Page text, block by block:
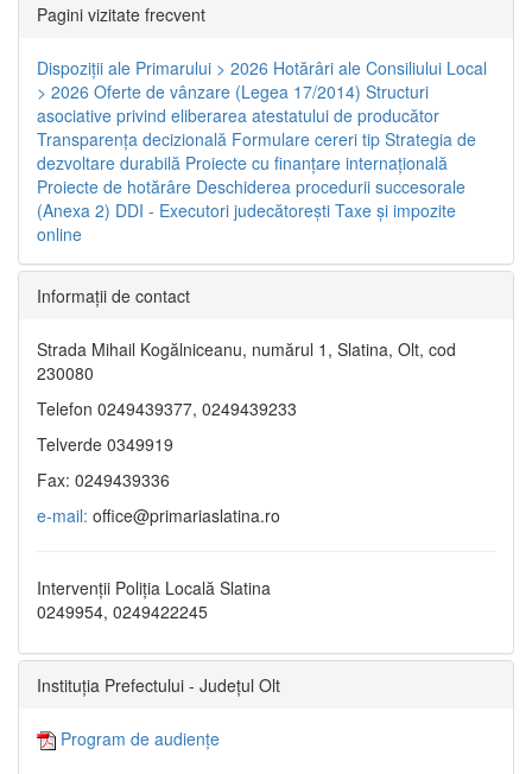
Pagini vizitate frecvent
Dispoziţii ale Primarului > 2026 Hotărâri ale Consiliului Local
> 2026 Oferte de vânzare (Legea 17/2014) Structuri
asociative privind eliberarea atestatului de producător
Transparenţa decizională Formulare cereri tip Strategia de
dezvoltare durabilă Proiecte cu finanţare internaţională
Proiecte de hotărâre Deschiderea procedurii succesorale
(Anexa 2) DDI - Executori judecătorești Taxe şi impozite
online
Informaţii de contact
Strada Mihail Kogălniceanu, numărul 1, Slatina, Olt, cod
230080
Telefon 0249439377, 0249439233
Telverde 0349919
Fax: 0249439336
e-mail: office@primariaslatina.ro
Intervenții Poliția Locală Slatina
0249954, 0249422245
Instituția Prefectului - Județul Olt
Program de audiențe